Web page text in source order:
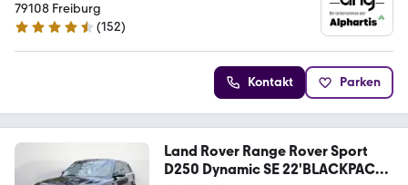
79108 Freiburg
4.6 Sterne
(152)
Kontakt Parken
Land Rover Range Rover Sport
D250 Dynamic SE 22'BLACKPACK